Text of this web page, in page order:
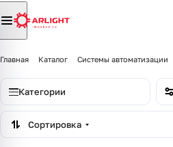
Главная Каталог Системы автоматизации
Категории
Сортировка